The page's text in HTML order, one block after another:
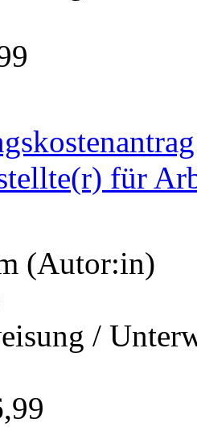
für
(Autor:in)
/